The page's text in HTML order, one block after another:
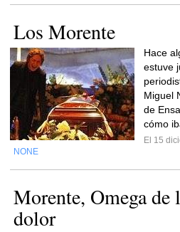
Los Morente
Hace
estuve
Miguel
de
cómo
El 15
NONE
Morente, Omega de
dolor